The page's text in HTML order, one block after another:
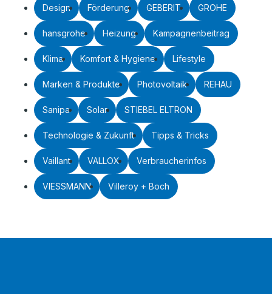
Design Förderung GEBERIT GROHE
hansgrohe Heizung Kampagnenbeitrag
Klima Komfort & Hygiene Lifestyle
Marken & Produkte Photovoltaik REHAU
Sanipa Solar STIEBEL ELTRON
Technologie & Zukunft Tipps & Tricks
Vaillant VALLOX Verbraucherinfos
VIESSMANN Villeroy + Boch